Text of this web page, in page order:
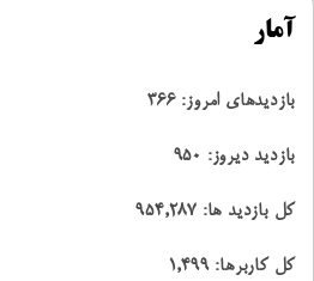
آمار
بازدیدهای امروز:366
بازدید دیروز: 950
کل بازدید ها: 954,287
کل کاربرها:1,499